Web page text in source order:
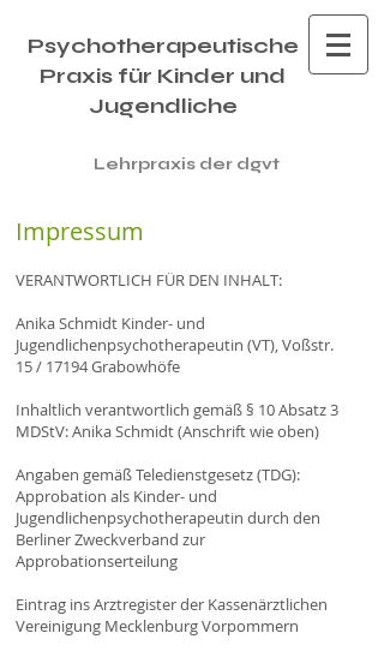
Psychotherapeutische
Praxis für Kinder und
Jugendliche
Lehrpraxis der dgvt
Impressum
VERANTWORTLICH FÜR DEN INHALT:
Anika Schmidt Kinder- und
Jugendlichenpsychotherapeutin (VT), Voßstr.
15 / 17194 Grabowhöfe
Inhaltlich verantwortlich gemäß § 10 Absatz 3
MDStV: Anika Schmidt (Anschrift wie oben)
Angaben gemäß Teledienstgesetz (TDG):
Approbation als Kinder- und
Jugendlichenpsychotherapeutin durch den
Berliner Zweckverband zur
Approbationserteilung
Eintrag ins Arztregister der Kassenärztlichen
Vereinigung Mecklenburg Vorpommern